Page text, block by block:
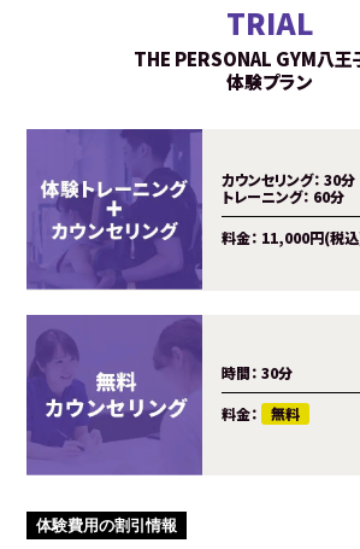
TRIAL
THE PERSONAL GYM八王
体験プラン
カウンセリング： 30分
トレーニング： 60分
料金： 11,000円(税
時間： 30分
料金： 無料
体験費用の割引情報